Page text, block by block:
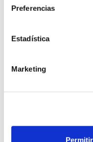
Preferencias
Estadística
Marketing
PREMIOS DE LA
CARTA DEL
28/07/2026
DEL CASCO Y DEL